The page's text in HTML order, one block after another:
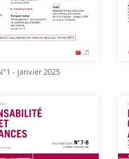
- janvier 2025